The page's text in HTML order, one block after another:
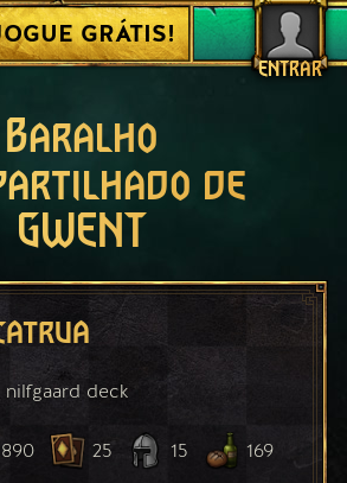
ENTRAR
GRÁTIS!
Baralho
de
GWENT
nilfgaard deck
25 15 169